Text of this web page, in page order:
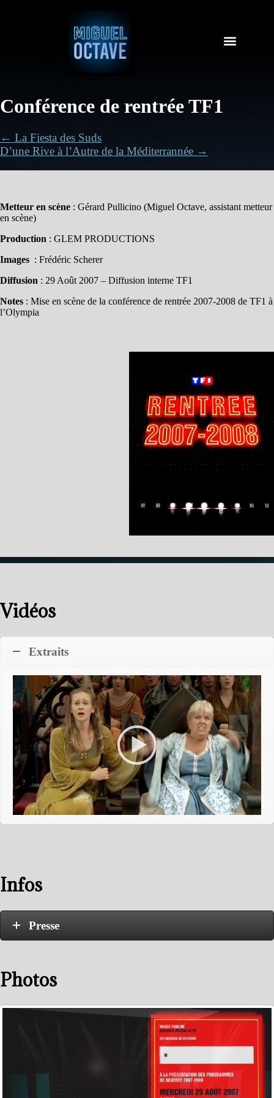
Conférence de rentrée TF1
← La Fiesta des Suds
D’une Rive à l’Autre de la Méditerrannée →
Metteur en scène : Gérard Pullicino (Miguel Octave, assistant metteur
en scène)
Production : GLEM PRODUCTIONS
Images : Frédéric Scherer
Diffusion : 29 Août 2007 – Diffusion interne TF1
Notes : Mise en scène de la conférence de rentrée 2007-2008 de TF1 à
l’Olympia
Vidéos
Extraits
Infos
Presse
Photos